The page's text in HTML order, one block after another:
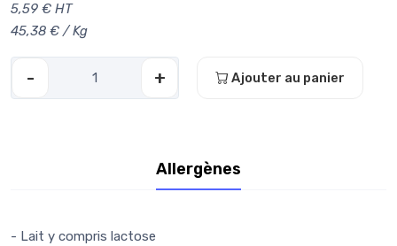
5,59 € HT
45,38 € / Kg
- + Ajouter au panier
Allergènes
- Lait y compris lactose